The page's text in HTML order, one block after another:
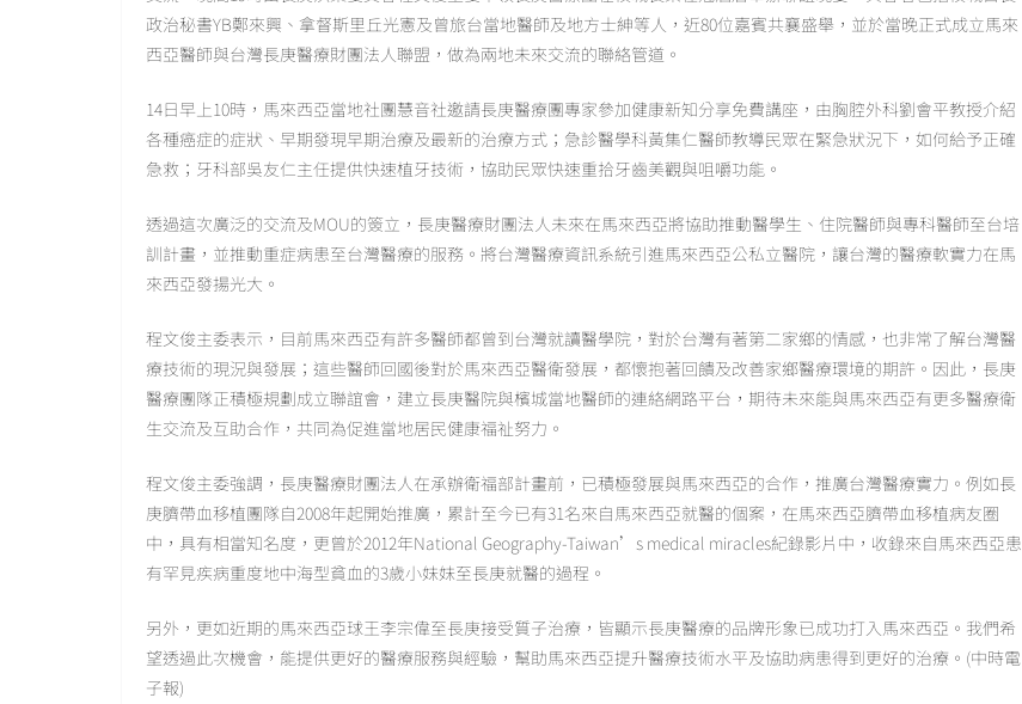
政治秘書YB鄭來興、拿督斯里丘光憲及曾旅台當地醫師及地方士紳等人，近80位嘉賓共襄盛舉，並於當晚正式成立馬來
西亞醫師與台灣長庚醫療財團法人聯盟，做為兩地未來交流的聯絡管道。
14日早上10時，馬來西亞當地社團慧音社邀請長庚醫療團專家參加健康新知分享免費講座，由胸腔外科劉會平教授介紹
各種癌症的症狀、早期發現早期治療及最新的治療方式；急診醫學科黃集仁醫師教導民眾在緊急狀況下，如何給予正確
急救；牙科部吳友仁主任提供快速植牙技術，協助民眾快速重拾牙齒美觀與咀嚼功能。
透過這次廣泛的交流及MOU的簽立，長庚醫療財團法人未來在馬來西亞將協助推動醫學生、住院醫師與專科醫師至台培
訓計畫，並推動重症病患至台灣醫療的服務。將台灣醫療資訊系統引進馬來西亞公私立醫院，讓台灣的醫療軟實力在馬
來西亞發揚光大。
程文俊主委表示，目前馬來西亞有許多醫師都曾到台灣就讀醫學院，對於台灣有著第二家鄉的情感，也非常了解台灣醫
療技術的現況與發展；這些醫師回國後對於馬來西亞醫衛發展，都懷抱著回饋及改善家鄉醫療環境的期許。因此，長庚
醫療團隊正積極規劃成立聯誼會，建立長庚醫院與檳城當地醫師的連絡網路平台，期待未來能與馬來西亞有更多醫療衛
生交流及互助合作，共同為促進當地居民健康福祉努力。
程文俊主委強調，長庚醫療財團法人在承辦衛福部計畫前，已積極發展與馬來西亞的合作，推廣台灣醫療實力。例如長
庚臍帶血移植團隊自2008年起開始推廣，累計至今已有31名來自馬來西亞就醫的個案，在馬來西亞臍帶血移植病友圈
中，具有相當知名度，更曾於2012年National Geography-Taiwan’s medical miracles紀錄影片中，收錄來自馬來西亞患
有罕見疾病重度地中海型貧血的3歲小妹妹至長庚就醫的過程。
另外，更如近期的馬來西亞球王李宗偉至長庚接受質子治療，皆顯示長庚醫療的品牌形象已成功打入馬來西亞。我們希
望透過此次機會，能提供更好的醫療服務與經驗，幫助馬來西亞提升醫療技術水平及協助病患得到更好的治療。(中時電
子報)